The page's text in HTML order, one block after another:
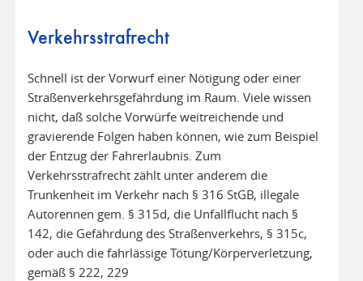
Verkehrsstrafrecht
Schnell ist der Vorwurf einer Nötigung oder einer
Straßenverkehrsgefährdung im Raum. Viele wissen
nicht, daß solche Vorwürfe weitreichende und
gravierende Folgen haben können, wie zum Beispiel
der Entzug der Fahrerlaubnis. Zum
Verkehrsstrafrecht zählt unter anderem die
Trunkenheit im Verkehr nach § 316 StGB, illegale
Autorennen gem. § 315d, die Unfallflucht nach §
142, die Gefährdung des Straßenverkehrs, § 315c,
oder auch die fahrlässige Tötung/Körperverletzung,
gemäß § 222, 229